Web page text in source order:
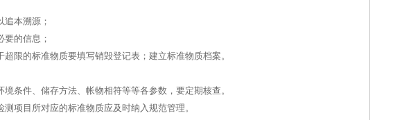
本溯源；
的信息；
限的标准物质要填写销毁登记表；建立标准物质档案。
条件、储存方法、帐物相符等等各参数，要定期核查。
项目所对应的标准物质应及时纳入规范管理。